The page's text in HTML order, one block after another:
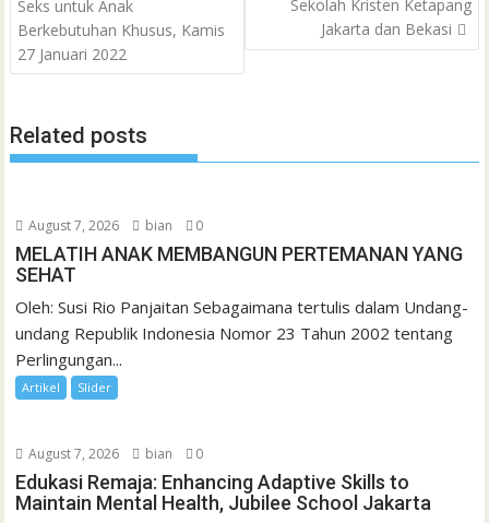
k p
i
l
n
s
t
Seks untuk Anak
Berkebutuhan Khusus, Kamis
27 Januari 2022
Sekolah Kristen Ketapang
Jakarta dan Bekasi
Related posts
August 7, 2026 bian 0
MELATIH ANAK MEMBANGUN PERTEMANAN YANG
SEHAT
Oleh: Susi Rio Panjaitan Sebagaimana tertulis dalam Undang-
undang Republik Indonesia Nomor 23 Tahun 2002 tentang
Perlingungan...
Artikel Slider
August 7, 2026 bian 0
Edukasi Remaja: Enhancing Adaptive Skills to
Maintain Mental Health, Jubilee School Jakarta